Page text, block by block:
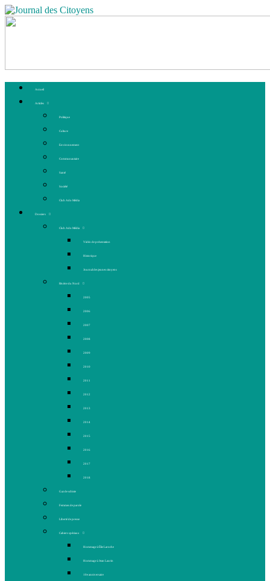
Accueil
Articles
Politique
Culture
Environnement
Communautaire
Santé
Société
Club Ado Média
Dossiers
Club Ado Média
Vidéo de présentation
Historique
Journal des jeunes citoyens
Rivière du Nord
2005
2006
2007
2008
2009
2010
2011
2012
2013
2014
2015
2016
2017
2018
Gaz de schiste
Femmes de parole
Liberté de presse
Cahiers spéciaux
Hommage à Élie Laroche
Hommage à Jean Laurin
10e anniversaire